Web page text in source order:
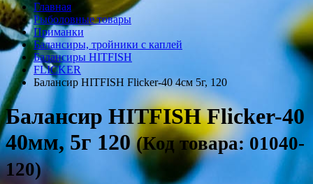
Главная
Рыболовные товары
Приманки
Балансиры, тройники с каплей
Балансиры HITFISH
FLICKER
Балансир HITFISH Flicker-40 4см 5г, 120
Балансир HITFISH Flicker-40
40мм, 5г 120 (Код товара: 01040-
120)